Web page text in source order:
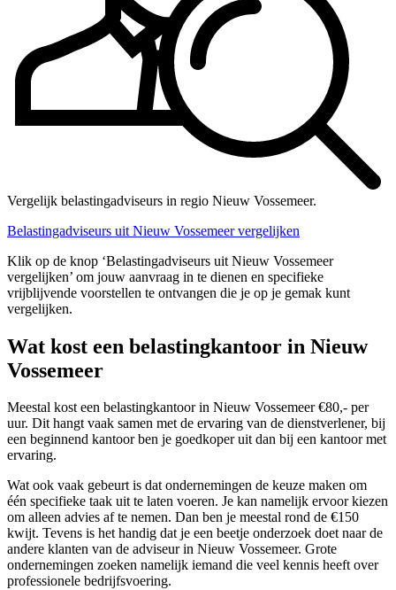
Vergelijk belastingadviseurs in regio Nieuw Vossemeer.
Belastingadviseurs uit Nieuw Vossemeer vergelijken
Klik op de knop ‘Belastingadviseurs uit Nieuw Vossemeer
vergelijken’ om jouw aanvraag in te dienen en specifieke
vrijblijvende voorstellen te ontvangen die je op je gemak kunt
vergelijken.
Wat kost een belastingkantoor in Nieuw
Vossemeer
Meestal kost een belastingkantoor in Nieuw Vossemeer €80,- per
uur. Dit hangt vaak samen met de ervaring van de dienstverlener, bij
een beginnend kantoor ben je goedkoper uit dan bij een kantoor met
ervaring.
Wat ook vaak gebeurt is dat ondernemingen de keuze maken om
één specifieke taak uit te laten voeren. Je kan namelijk ervoor kiezen
om alleen advies af te nemen. Dan ben je meestal rond de €150
kwijt. Tevens is het handig dat je een beetje onderzoek doet naar de
andere klanten van de adviseur in Nieuw Vossemeer. Grote
ondernemingen zoeken namelijk iemand die veel kennis heeft over
professionele bedrijfsvoering.